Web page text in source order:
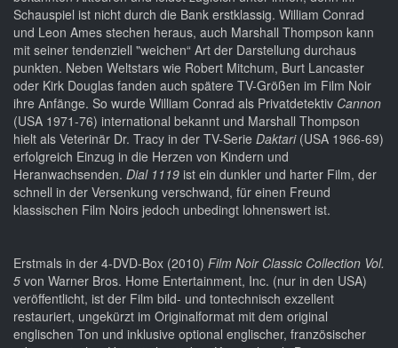
Schauspiel ist nicht durch die Bank erstklassig. William Conrad
und Leon Ames stechen heraus, auch Marshall Thompson kann
mit seiner tendenziell "weichen“ Art der Darstellung durchaus
punkten. Neben Weltstars wie Robert Mitchum, Burt Lancaster
oder Kirk Douglas fanden auch spätere TV-Größen im Film Noir
ihre Anfänge. So wurde William Conrad als Privatdetektiv Cannon
(USA 1971-76) international bekannt und Marshall Thompson
hielt als Veterinär Dr. Tracy in der TV-Serie Daktari (USA 1966-69)
erfolgreich Einzug in die Herzen von Kindern und
Heranwachsenden. Dial 1119 ist ein dunkler und harter Film, der
schnell in der Versenkung verschwand, für einen Freund
klassischen Film Noirs jedoch unbedingt lohnenswert ist.
Erstmals in der 4-DVD-Box (2010) Film Noir Classic Collection Vol.
5 von Warner Bros. Home Entertainment, Inc. (nur in den USA)
veröffentlicht, ist der Film bild- und tontechnisch exzellent
restauriert, ungekürzt im Originalformat mit dem original
englischen Ton und inklusive optional englischer, französischer